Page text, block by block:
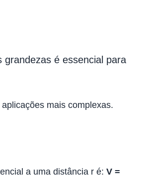
é essencial para
mais complexas.
a uma distância r é: V =